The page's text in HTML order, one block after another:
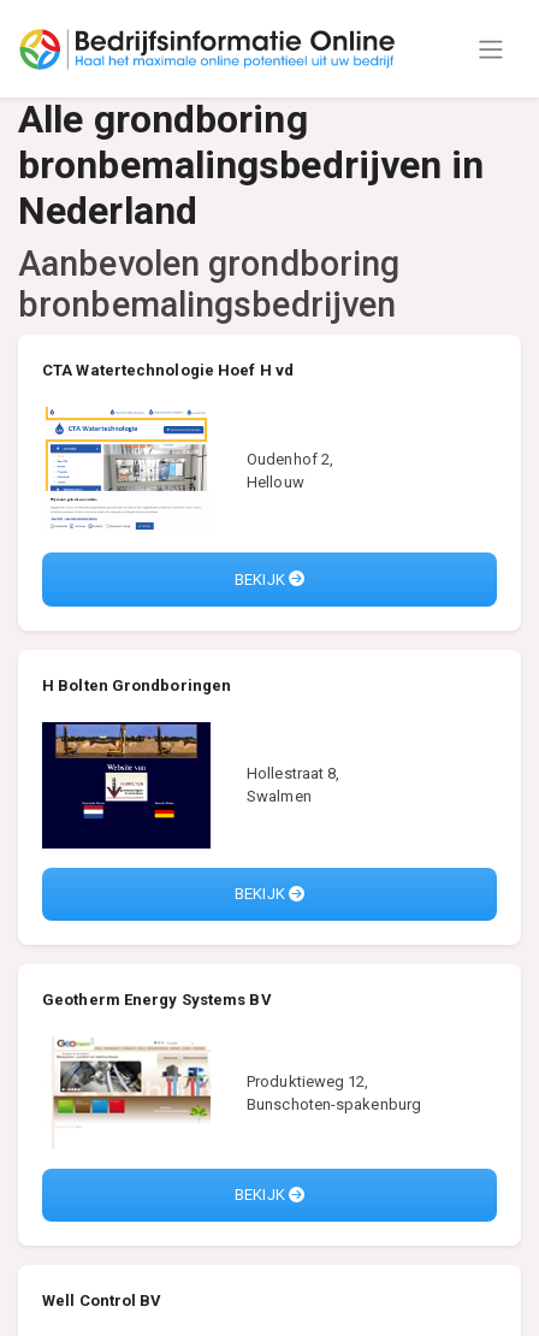
Alle grondboring
bronbemalingsbedrijven in
Nederland
Aanbevolen grondboring
bronbemalingsbedrijven
CTA Watertechnologie Hoef H vd
Oudenhof 2,
Hellouw
BEKIJK
H Bolten Grondboringen
Hollestraat 8,
Swalmen
BEKIJK
Geotherm Energy Systems BV
Produktieweg 12,
Bunschoten-spakenburg
BEKIJK
Well Control BV